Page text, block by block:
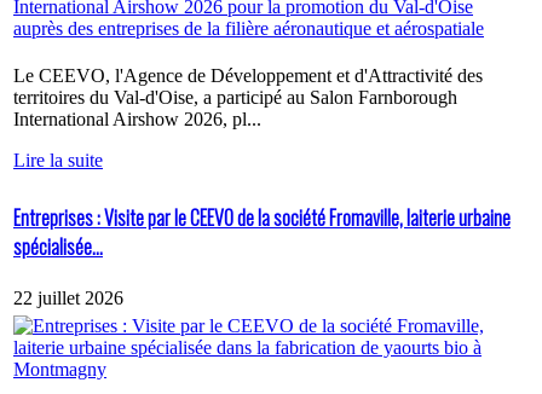
Le CEEVO, l'Agence de Développement et d'Attractivité des
territoires du Val-d'Oise, a participé au Salon Farnborough
International Airshow 2026, pl...
Lire la suite
Entreprises : Visite par le CEEVO de la société Fromaville, laiterie urbaine
spécialisée...
22 juillet 2026